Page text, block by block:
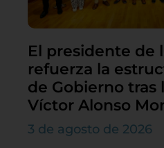
El presidente de
refuerza la
de Gobierno tras
Víctor Alonso
3 de agosto de 2026